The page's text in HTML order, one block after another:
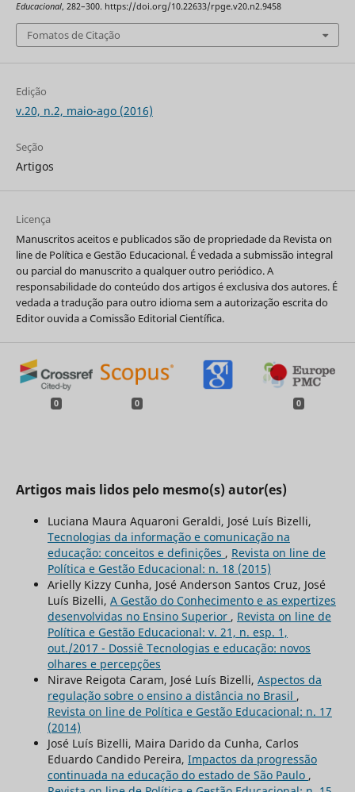
Educacional, 282–300. https://doi.org/10.22633/rpge.v20.n2.9458
Fomatos de Citação
Edição
v.20, n.2, maio-ago (2016)
Seção
Artigos
Licença
Manuscritos aceitos e publicados são de propriedade da Revista on
line de Política e Gestão Educacional. É vedada a submissão integral
ou parcial do manuscrito a qualquer outro periódico. A
responsabilidade do conteúdo dos artigos é exclusiva dos autores. É
vedada a tradução para outro idioma sem a autorização escrita do
Editor ouvida a Comissão Editorial Científica.
0 0 0
Artigos mais lidos pelo mesmo(s) autor(es)
Luciana Maura Aquaroni Geraldi, José Luís Bizelli,
Tecnologias da informação e comunicação na
educação: conceitos e definições , Revista on line de
Política e Gestão Educacional: n. 18 (2015)
Arielly Kizzy Cunha, José Anderson Santos Cruz, José
Luís Bizelli, A Gestão do Conhecimento e as expertizes
desenvolvidas no Ensino Superior , Revista on line de
Política e Gestão Educacional: v. 21, n. esp. 1,
out./2017 - Dossiê Tecnologias e educação: novos
olhares e percepções
Nirave Reigota Caram, José Luís Bizelli, Aspectos da
regulação sobre o ensino a distância no Brasil ,
Revista on line de Política e Gestão Educacional: n. 17
(2014)
José Luís Bizelli, Maira Darido da Cunha, Carlos
Eduardo Candido Pereira, Impactos da progressão
continuada na educação do estado de São Paulo ,